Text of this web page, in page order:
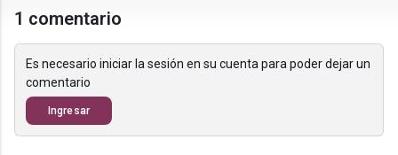
1 comentario
Es necesario iniciar la sesión en su cuenta para poder dejar un
comentario
Ingresar